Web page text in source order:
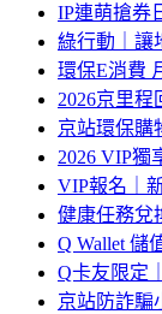
IP連萌搶券
綠行動｜讓
環保E消費
2026京里程
京站環保購
2026 VIP獨
VIP報名｜
健康任務兌
Q Wallet 儲
Q卡友限定
京站防詐騙